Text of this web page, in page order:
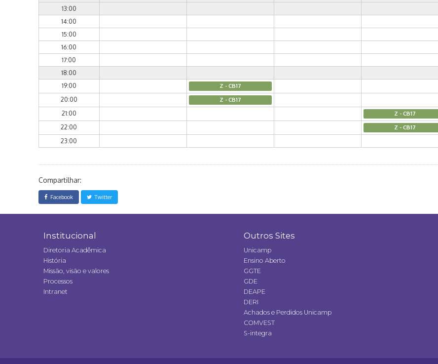
13:00
14:00
15:00
16:00
17:00
18:00
19:00
Z - CB17
20:00 Z - CB17
21:00 Z - CB17
22:00 Z - CB17
23:00
Compartilhar:
Facebook Twitter
Institucional
Diretoria Acadêmica
História
Missão, visão e valores
Processos
Intranet
Outros Sites
Unicamp
Ensino Aberto
GGTE
GDE
DEAPE
DERI
Achados e Perdidos Unicamp
COMVEST
S-integra